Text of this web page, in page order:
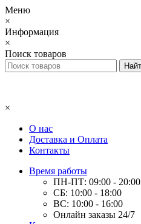
Меню
×
Информация
×
Поиск товаров
×
О нас
Доставка и Оплата
Контакты
Время работы
ПН-ПТ: 09:00 - 20:00
СБ: 10:00 - 18:00
ВС: 10:00 - 16:00
Онлайн заказы 24/7